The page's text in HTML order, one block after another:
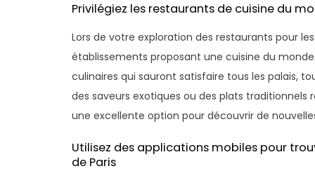
Privilégiez les restaurants de cuisine du
Lors de votre exploration des restaurants pour
établissements proposant une cuisine du
culinaires qui sauront satisfaire tous les palais,
des saveurs exotiques ou des plats traditionnels
une excellente option pour découvrir de
Utilisez des applications mobiles pour
de Paris